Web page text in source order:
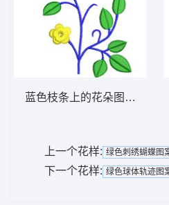
蓝色枝条上的花朵图案 免费
上一个花样: 绿色刺绣蝴蝶图
下一个花样: 绿色球体轨迹图